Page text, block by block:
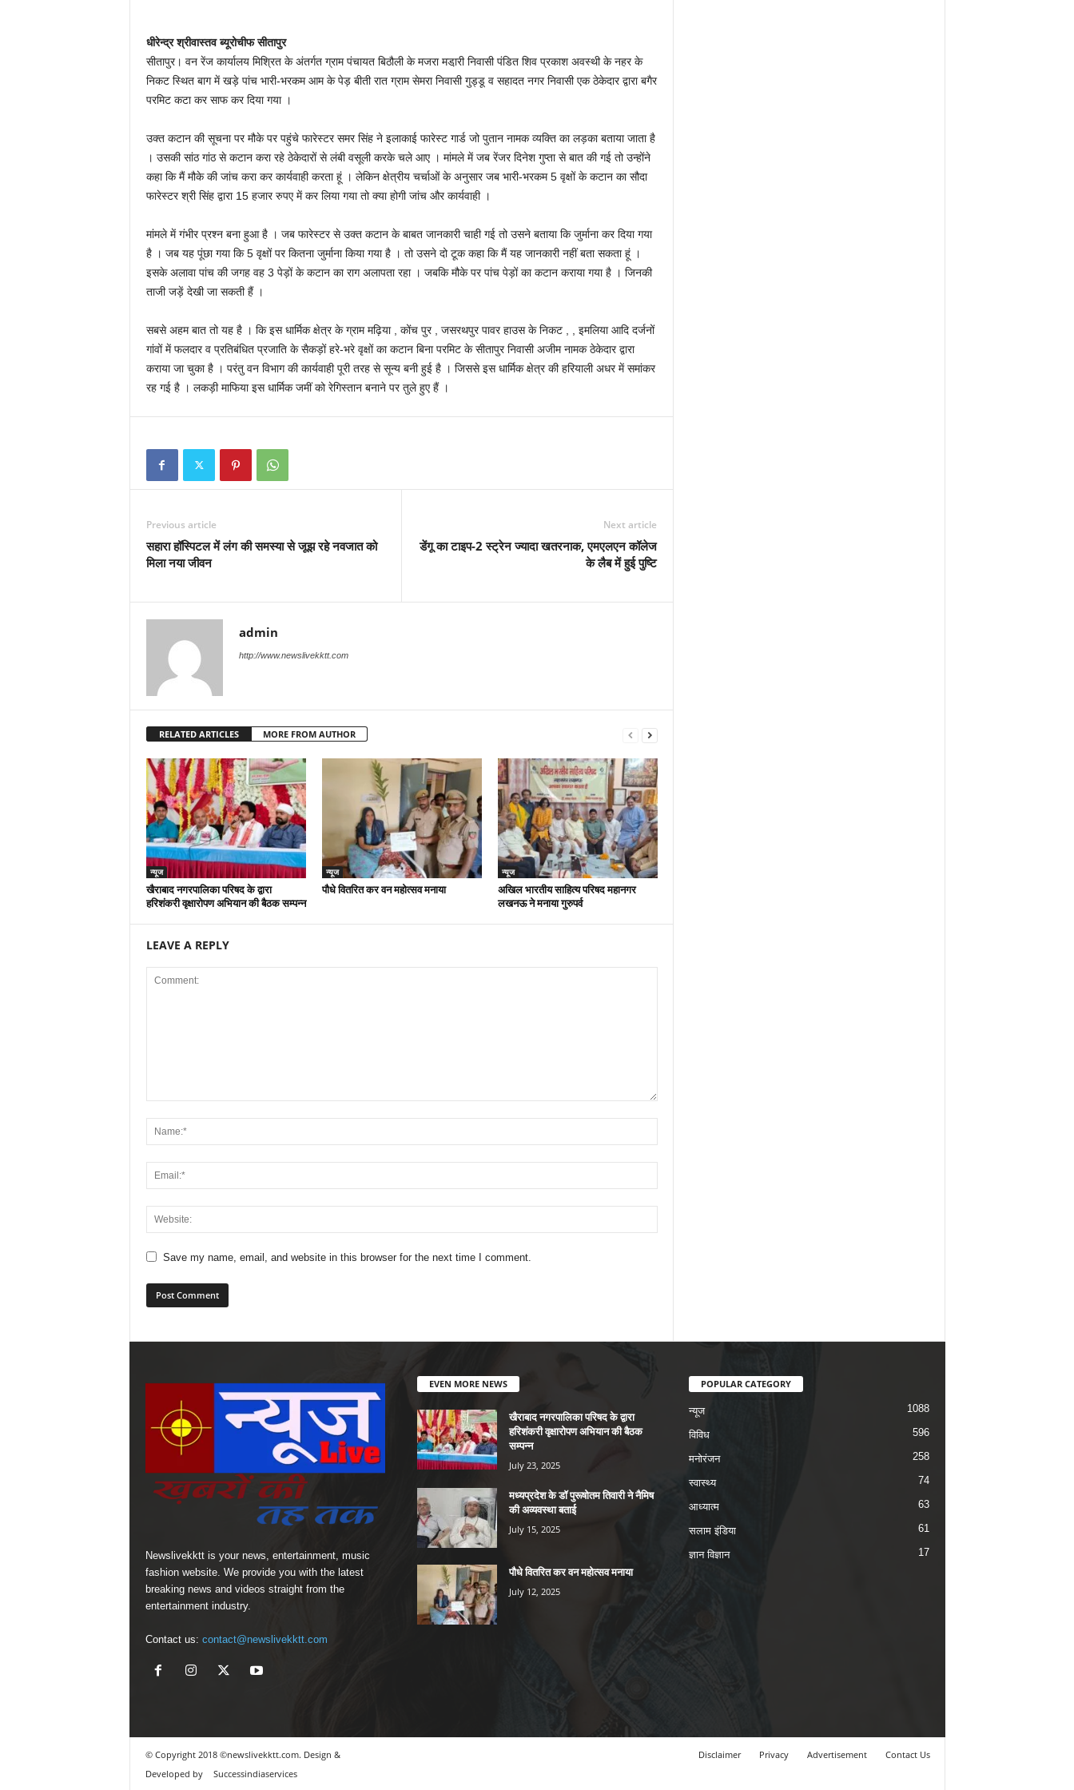
धीरेन्द्र श्रीवास्तव ब्यूरोचीफ सीतापुर
सीतापुर। वन रेंज कार्यालय मिश्रित के अंतर्गत ग्राम पंचायत बिठौली के मजरा मडा़री निवासी पंडित शिव प्रकाश अवस्थी के नहर के
निकट स्थित बाग में खड़े पांच भारी-भरकम आम के पेड़ बीती रात ग्राम सेमरा निवासी गुड्डू व सहादत नगर निवासी एक ठेकेदार द्वारा बगैर
परमिट कटा कर साफ कर दिया गया ।
उक्त कटान की सूचना पर मौके पर पहुंचे फारेस्टर समर सिंह ने इलाकाई फारेस्ट गार्ड जो पुतान नामक व्यक्ति का लड़का बताया जाता है
। उसकी सांठ गांठ से कटान करा रहे ठेकेदारों से लंबी वसूली करके चले आए । मांमले में जब रेंजर दिनेश गुप्ता से बात की गई तो उन्होंने
कहा कि मैं मौके की जांच करा कर कार्यवाही करता हूं । लेकिन क्षेत्रीय चर्चाओं के अनुसार जब भारी-भरकम 5 वृक्षों के कटान का सौदा
फारेस्टर श्री सिंह द्वारा 15 हजार रुपए में कर लिया गया तो क्या होगी जांच और कार्यवाही ।
मांमले में गंभीर प्रश्न बना हुआ है । जब फारेस्टर से उक्त कटान के बाबत जानकारी चाही गई तो उसने बताया कि जुर्माना कर दिया गया
है । जब यह पूंछा गया कि 5 वृक्षों पर कितना जुर्माना किया गया है । तो उसने दो टूक कहा कि मैं यह जानकारी नहीं बता सकता हूं ।
इसके अलावा पांच की जगह वह 3 पेड़ों के कटान का राग अलापता रहा । जबकि मौके पर पांच पेड़ों का कटान कराया गया है । जिनकी
ताजी जड़ें देखी जा सकती हैं ।
सबसे अहम बात तो यह है । कि इस धार्मिक क्षेत्र के ग्राम मढ़िया , कोंच पुर , जसरथपुर पावर हाउस के निकट , , इमलिया आदि दर्जनों
गांवों में फलदार व प्रतिबंधित प्रजाति के सैकड़ों हरे-भरे वृक्षों का कटान बिना परमिट के सीतापुर निवासी अजीम नामक ठेकेदार द्वारा
कराया जा चुका है । परंतु वन विभाग की कार्यवाही पूरी तरह से सून्य बनी हुई है । जिससे इस धार्मिक क्षेत्र की हरियाली अधर में समांकर
रह गई है । लकड़ी माफिया इस धार्मिक जमीं को रेगिस्तान बनाने पर तुले हुए हैं ।
Previous article
सहारा हॉस्पिटल में लंग की समस्या से जूझ रहे नवजात को
मिला नया जीवन
Next article
डेंगू का टाइप-2 स्ट्रेन ज्यादा खतरनाक, एमएलएन कॉलेज
के लैब में हुई पुष्टि
admin
http://www.newslivekktt.com
RELATED ARTICLES MORE FROM AUTHOR
न्यूज
खैराबाद नगरपालिका परिषद के द्वारा
हरिशंकरी वृक्षारोपण अभियान की बैठक सम्पन्न
न्यूज
पौधे वितरित कर वन महोत्सव मनाया
न्यूज
अखिल भारतीय साहित्य परिषद महानगर
लखनऊ ने मनाया गुरुपर्व
LEAVE A REPLY
Save my name, email, and website in this browser for the next time I comment.
Newslivekktt is your news, entertainment, music
fashion website. We provide you with the latest
breaking news and videos straight from the
entertainment industry.
Contact us: contact@newslivekktt.com
EVEN MORE NEWS
खैराबाद नगरपालिका परिषद के द्वारा
हरिशंकरी वृक्षारोपण अभियान की बैठक
सम्पन्न
July 23, 2025
मध्यप्रदेश के डॉ पुरूषोतम तिवारी ने नैमिष
की अव्यवस्था बताई
July 15, 2025
पौधे वितरित कर वन महोत्सव मनाया
July 12, 2025
POPULAR CATEGORY
न्यूज 1088
विविध 596
मनोरंजन 258
स्वास्थ्य 74
आध्यात्म 63
सलाम इंडिया 61
ज्ञान विज्ञान 17
Disclaimer Privacy Advertisement Contact Us
© Copyright 2018 ©newslivekktt.com. Design &
Developed by
Successindiaservices